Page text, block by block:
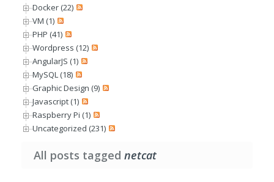
Docker (22)
VM (1)
PHP (41)
Wordpress (12)
AngularJS (1)
MySQL (18)
Graphic Design (9)
Javascript (1)
Raspberry Pi (1)
Uncategorized (231)
All posts tagged netcat